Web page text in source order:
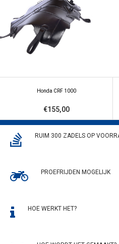
Honda CRF 1000
€155,00
RUIM 300 ZADELS OP
PROEFRIJDEN MOGELIJK
HOE WERKT HET?